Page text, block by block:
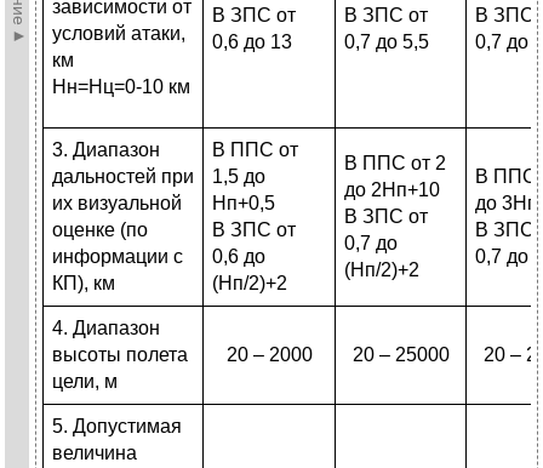
зависимости от
условий атаки,
км
Нн=Нц=0-10 км
В ЗПС от
0,6 до 13
В ЗПС от
0,7 до 5,5
В ЗПС
0,7 до
3. Диапазон
дальностей при
их визуальной
оценке (по
информации с
КП), км
В ППС от
1,5 до
Нп+0,5
В ЗПС от
0,6 до
(Нп/2)+2
В ППС от 2
до 2Нп+10
В ЗПС от
0,7 до
(Нп/2)+2
В ППС
до
В ЗПС
0,7 до
4. Диапазон
высоты полета
цели, м
20 – 2000 20 – 25000 20 –
5. Допустимая
величина